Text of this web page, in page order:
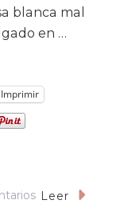
blanca mal
en …
Imprimir
EnLeer